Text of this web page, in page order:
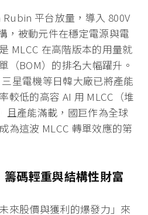
平台放量，導入 800V
，被動元件在穩定電源與電
MLCC 在高階版本的用量就
（BOM）的排名大幅躍升。
星電機等日韓大廠已將產能
較低的高容 AI 用 MLCC（堆
且產能滿載，國巨作為全球
為這波 MLCC 轉單效應的第
碼輕重與結構性財富
來股價與獲利的爆發力」來